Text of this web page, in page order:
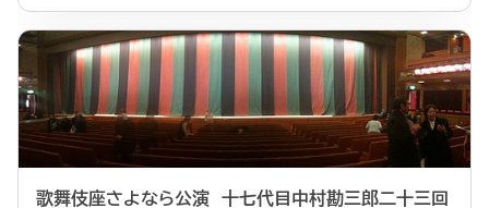
歌舞伎座さよなら公演 十七代目中村勘三郎二十三回